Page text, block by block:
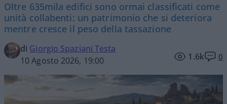
Oltre 635mila edifici sono ormai classificati come
unità collabenti: un patrimonio che si deteriora
mentre cresce il peso della tassazione
di Giorgio Spaziani Testa
10 Agosto 2026, 19:00
1.6k 0